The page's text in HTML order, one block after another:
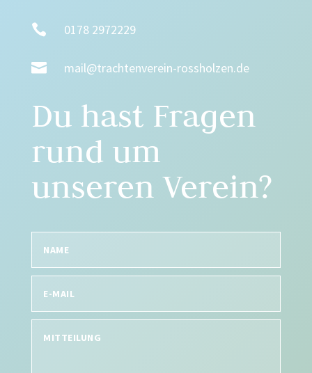
 0178 2972229
 mail@trachtenverein-rossholzen.de
Du hast Fragen
rund um
unseren Verein?